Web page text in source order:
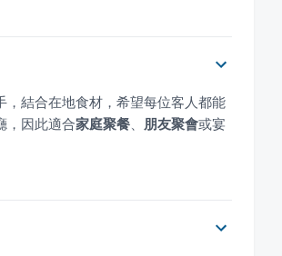
結合在地食材，希望每位客人都能
，因此適合家庭聚餐 朋友聚會或宴